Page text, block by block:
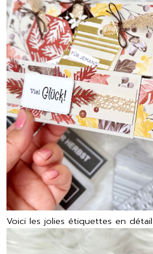
Voici les jolies étiquettes en